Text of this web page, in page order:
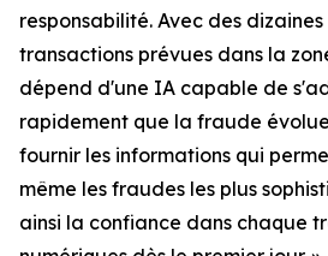
responsabilité. Avec des
transactions prévues dans la
dépend d'une IA capable de
rapidement que la fraude
fournir les informations qui
même les fraudes les plus
ainsi la confiance dans chaque